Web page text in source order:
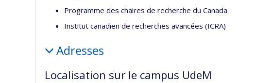
Programme des chaires de recherche du Canada
Institut canadien de recherches avancées (ICRA)
Adresses
Localisation sur le campus UdeM